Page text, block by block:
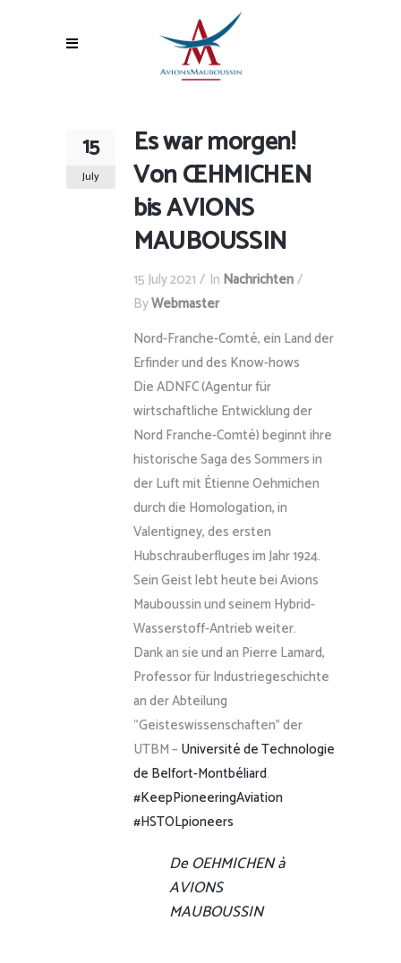
15
July
Es war morgen!
Von ŒHMICHEN
bis AVIONS
MAUBOUSSIN
15 July 2021 In Nachrichten
ByWebmaster
Nord-Franche-Comté, ein Land der
Erfinder und des Know-hows
Die ADNFC (Agentur für
wirtschaftliche Entwicklung der
Nord Franche-Comté) beginnt ihre
historische Saga des Sommers in
der Luft mit Étienne Oehmichen
durch die Homologation, in
Valentigney, des ersten
Hubschrauberfluges im Jahr 1924.
Sein Geist lebt heute bei Avions
Mauboussin und seinem Hybrid-
Wasserstoff-Antrieb weiter.
Dank an sie und an Pierre Lamard,
Professor für Industriegeschichte
an der Abteilung
“Geisteswissenschaften” der
UTBM – Université de Technologie
de Belfort-Montbéliard.
#KeepPioneeringAviation
#HSTOLpioneers
De OEHMICHEN à
AVIONS
MAUBOUSSIN